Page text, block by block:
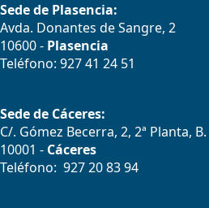
Sede de Plasencia:
Avda. Donantes de Sangre, 2
10600 - Plasencia
Teléfono: 927 41 24 51
Sede de Cáceres:
C/. Gómez Becerra, 2, 2ª Planta, B.
10001 - Cáceres
Teléfono: 927 20 83 94